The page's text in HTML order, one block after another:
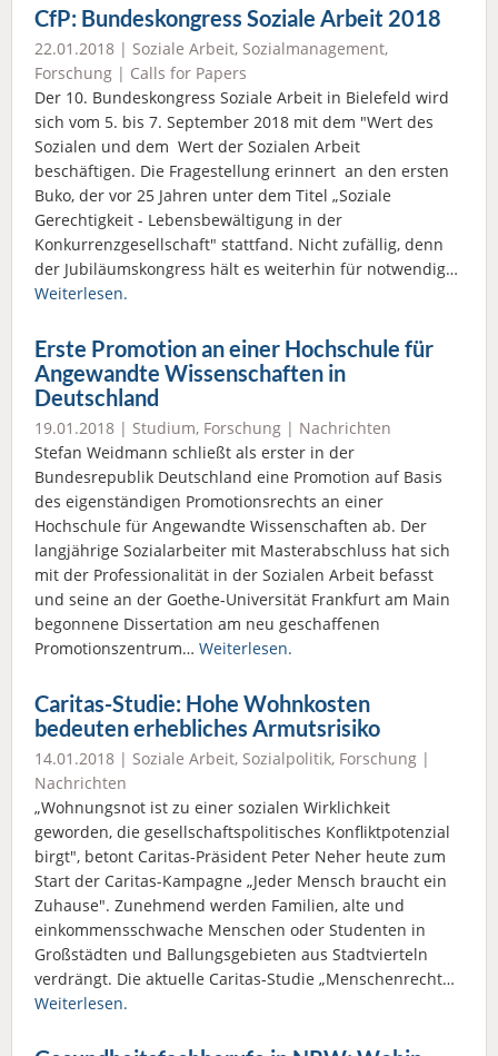
CfP: Bundeskongress Soziale Arbeit 2018
22.01.2018 | Soziale Arbeit, Sozialmanagement,
Forschung | Calls for Papers
Der 10. Bundeskongress Soziale Arbeit in Bielefeld wird
sich vom 5. bis 7. September 2018 mit dem "Wert des
Sozialen und dem Wert der Sozialen Arbeit
beschäftigen. Die Fragestellung erinnert an den ersten
Buko, der vor 25 Jahren unter dem Titel „Soziale
Gerechtigkeit - Lebensbewältigung in der
Konkurrenzgesellschaft" stattfand. Nicht zufällig, denn
der Jubiläumskongress hält es weiterhin für notwendig…
Weiterlesen.
Erste Promotion an einer Hochschule für
Angewandte Wissenschaften in
Deutschland
19.01.2018 | Studium, Forschung | Nachrichten
Stefan Weidmann schließt als erster in der
Bundesrepublik Deutschland eine Promotion auf Basis
des eigenständigen Promotionsrechts an einer
Hochschule für Angewandte Wissenschaften ab. Der
langjährige Sozialarbeiter mit Masterabschluss hat sich
mit der Professionalität in der Sozialen Arbeit befasst
und seine an der Goethe-Universität Frankfurt am Main
begonnene Dissertation am neu geschaffenen
Promotionszentrum… Weiterlesen.
Caritas-Studie: Hohe Wohnkosten
bedeuten erhebliches Armutsrisiko
14.01.2018 | Soziale Arbeit, Sozialpolitik, Forschung |
Nachrichten
„Wohnungsnot ist zu einer sozialen Wirklichkeit
geworden, die gesellschaftspolitisches Konfliktpotenzial
birgt", betont Caritas-Präsident Peter Neher heute zum
Start der Caritas-Kampagne „Jeder Mensch braucht ein
Zuhause". Zunehmend werden Familien, alte und
einkommensschwache Menschen oder Studenten in
Großstädten und Ballungsgebieten aus Stadtvierteln
verdrängt. Die aktuelle Caritas-Studie „Menschenrecht…
Weiterlesen.